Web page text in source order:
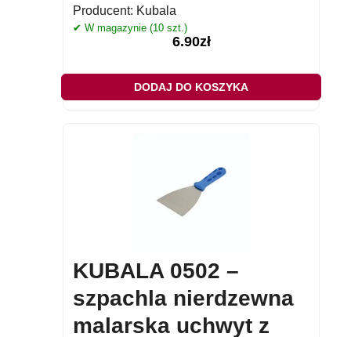
Producent: Kubala
✔ W magazynie (10 szt.)
6.90zł
DODAJ DO KOSZYKA
KUBALA 0502 –
szpachla nierdzewna
malarska uchwyt z